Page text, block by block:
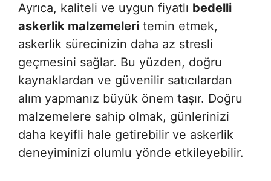
Ayrıca, kaliteli ve uygun fiyatlı bedelli
askerlik malzemeleri temin etmek,
askerlik sürecinizin daha az stresli
geçmesini sağlar. Bu yüzden, doğru
kaynaklardan ve güvenilir satıcılardan
alım yapmanız büyük önem taşır. Doğru
malzemelere sahip olmak, günlerinizi
daha keyifli hale getirebilir ve askerlik
deneyiminizi olumlu yönde etkileyebilir.